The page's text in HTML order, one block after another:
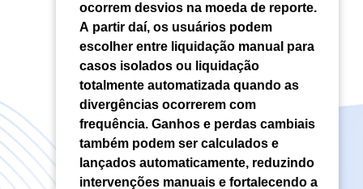
ocorrem desvios na moeda de reporte.
A partir daí, os usuários podem
escolher entre liquidação manual para
casos isolados ou liquidação
totalmente automatizada quando as
divergências ocorrerem com
frequência. Ganhos e perdas cambiais
também podem ser calculados e
lançados automaticamente, reduzindo
intervenções manuais e fortalecendo a